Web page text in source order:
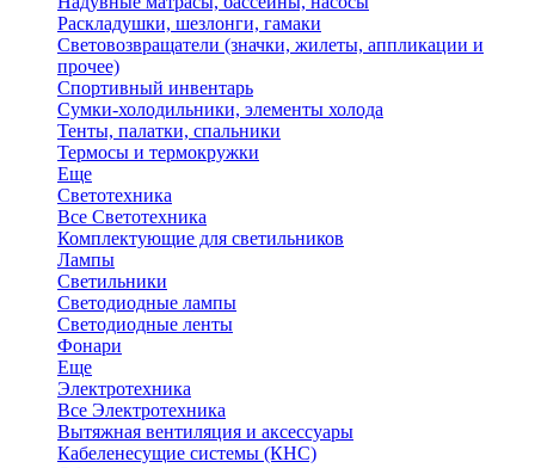
Раскладушки, шезлонги, гамаки
Световозвращатели (значки, жилеты, аппликации и
прочее)
Спортивный инвентарь
Сумки-холодильники, элементы холода
Тенты, палатки, спальники
Термосы и термокружки
Еще
Светотехника
Все Светотехника
Комплектующие для светильников
Лампы
Светильники
Светодиодные лампы
Светодиодные ленты
Фонари
Еще
Электротехника
Все Электротехника
Вытяжная вентиляция и аксессуары
Кабеленесущие системы (КНС)